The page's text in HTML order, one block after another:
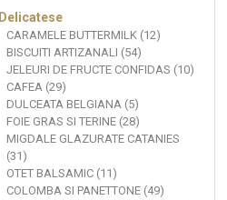
Delicatese
CARAMELE BUTTERMILK (12)
BISCUITI ARTIZANALI (54)
JELEURI DE FRUCTE CONFIDAS (10)
CAFEA (29)
DULCEATA BELGIANA (5)
FOIE GRAS SI TERINE (28)
MIGDALE GLAZURATE CATANIES
(31)
OTET BALSAMIC (11)
COLOMBA SI PANETTONE (49)